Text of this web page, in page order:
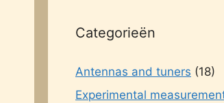
Categorieën
Antennas and tuners (18)
Experimental